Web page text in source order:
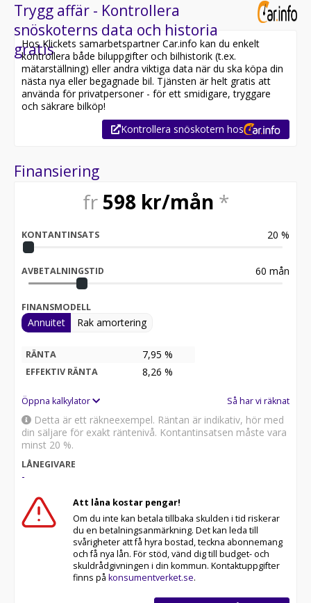
Trygg affär - Kontrollera
snöskoterns data och historia
gratis
Hos Klickets samarbetspartner Car.info kan du enkelt
kontrollera både biluppgifter och bilhistorik (t.ex.
mätarställning) eller andra viktiga data när du ska köpa din
nästa nya eller begagnade bil. Tjänsten är helt gratis att
använda för privatpersoner - för ett smidigare, tryggare
och säkrare bilköp!
Kontrollera snöskotern hos
Finansiering
fr 598kr/mån *
KONTANTINSATS 20 %
AVBETALNINGSTID 60 mån
FINANSMODELL
Annuitet Rak amortering
RÄNTA 7,95 %
EFFEKTIV RÄNTA 8,26 %
Öppna kalkylator Så har vi räknat
Detta är ett räkneexempel. Räntan är indikativ, hör med
din säljare för exakt räntenivå. Kontantinsatsen måste vara
minst 20 %.
LÅNEGIVARE
-
Att låna kostar pengar!
Om du inte kan betala tillbaka skulden i tid riskerar
du en betalningsanmärkning. Det kan leda till
svårigheter att få hyra bostad, teckna abonnemang
och få nya lån. För stöd, vänd dig till budget- och
skuldrådgivningen i din kommun. Kontaktuppgifter
finns på konsumentverket.se.